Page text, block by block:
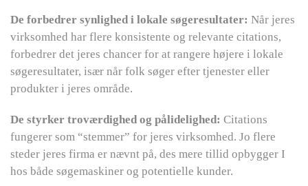
De forbedrer synlighed i lokale søgeresultater: Når jeres
virksomhed har flere konsistente og relevante citations,
forbedrer det jeres chancer for at rangere højere i lokale
søgeresultater, især når folk søger efter tjenester eller
produkter i jeres område.
De styrker troværdighed og pålidelighed: Citations
fungerer som “stemmer” for jeres virksomhed. Jo flere
steder jeres firma er nævnt på, des mere tillid opbygger I
hos både søgemaskiner og potentielle kunder.